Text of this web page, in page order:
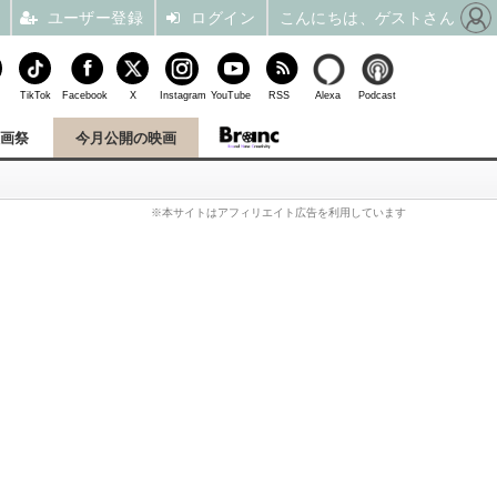
祭 今月公開の映画
※本サイトはアフィリエイト広告を利用しています
TikTok Facebook X Instagram YouTube RSS Alexa Podcast
ユーザー登録 ログイン こんにちは、ゲストさん